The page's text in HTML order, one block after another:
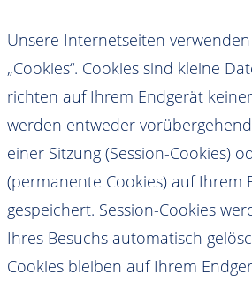
Unsere Internetseiten
„Cookies“. Cookies sind kleine
richten auf Ihrem Endgerät
werden entweder
einer Sitzung (Session-Cookies)
(permanente Cookies) auf Ihrem
gespeichert. Session-Cookies
Ihres Besuchs automatisch
Cookies bleiben auf Ihrem